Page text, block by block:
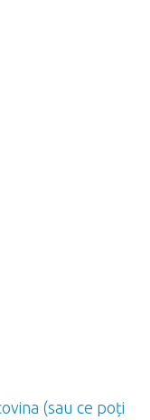
(sau ce poți